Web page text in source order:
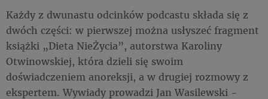
Każdy z dwunastu odcinków podcastu składa się z
dwóch części: w pierwszej można usłyszeć fragment
książki „Dieta NieŻycia”, autorstwa Karoliny
Otwinowskiej, która dzieli się swoim
doświadczeniem anoreksji, a w drugiej rozmowy z
ekspertem. Wywiady prowadzi Jan Wasilewski -